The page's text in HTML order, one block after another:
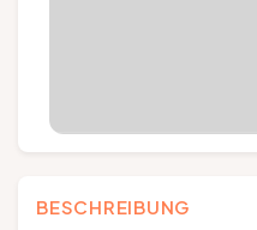
BESCHREIBUNG